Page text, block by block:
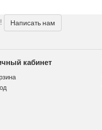
Написать нам
кабинет